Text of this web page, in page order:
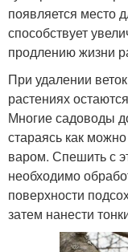
появляется место
способствует
продлению жизни
При удалении
растениях
Многие садоводы
стараясь как
варом. Спешить с
необходимо
поверхности
затем нанести